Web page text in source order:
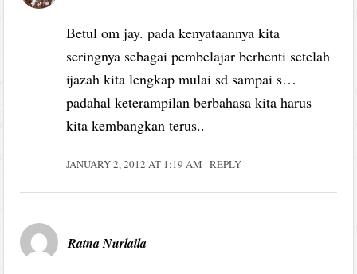
Betul om jay. pada kenyataannya kita
seringnya sebagai pembelajar berhenti setelah
ijazah kita lengkap mulai sd sampai s…
padahal keterampilan berbahasa kita harus
kita kembangkan terus..
JANUARY 2, 2012 AT 1:19 AM REPLY
Ratna Nurlaila